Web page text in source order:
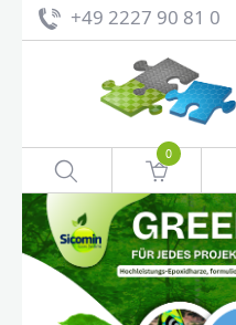
+49 2227 90 81 0
0